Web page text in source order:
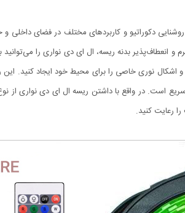
دکوراتیو و کاربردهای مختلف در فضای داخلی و
و انعطاف‌پذیر بدنه ریسه، ال ای دی نواری را
اشکال نوری خاصی را برای محیط خود ایجاد کنید.
در واقع با داشتن ریسه ال ای دی نواری از
رعایت کنید.